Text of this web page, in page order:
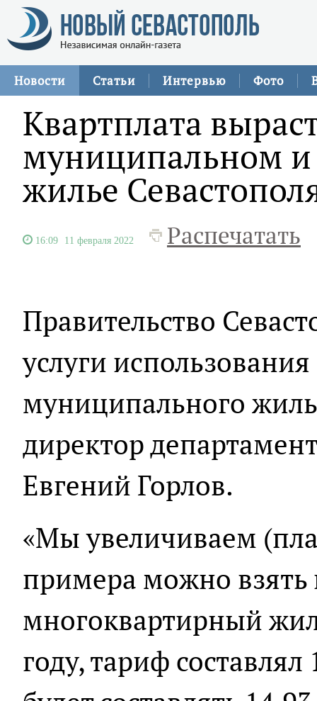
Новости Статьи Интервью Фото
Квартплата
муниципальном и
жилье
16:09 11 февраля 2022 Распечатать
Правительство
услуги
муниципального
директор
Евгений Горлов.
«Мы увеличиваем
примера можно
многоквартирный
году, тариф составлял